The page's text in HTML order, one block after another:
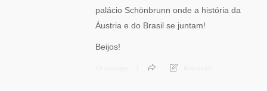
palácio Schönbrunn onde a história da
Áustria e do Brasil se juntam!
Beijos!
10 anos ago Responder